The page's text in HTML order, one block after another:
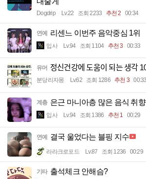
Dogdrip Lv.22 조회 2233 추천 2 00:34
연예 리센느 이번주 음악중심 1위
입사 Lv.94 조회 1104 추천 3 00:33
유머 정신건강에 도움이 되는 생각
분당리자몽 Lv.62 조회 1286 추천 3 00:33
계층 은근 마니아층 많은 음식 취향
입사 Lv.94 조회 1386 추천 1 00:29
연예 결국 울었다는 블핑 지수
라라크로포드 Lv.87 조회 1236 00:29
기타 출석체크 안해슴?